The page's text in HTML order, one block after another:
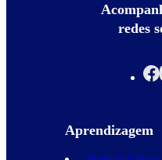
redes
Aprendizagem